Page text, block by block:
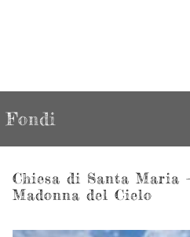
Fondi
Chiesa di Santa Maria
Madonna del Cielo